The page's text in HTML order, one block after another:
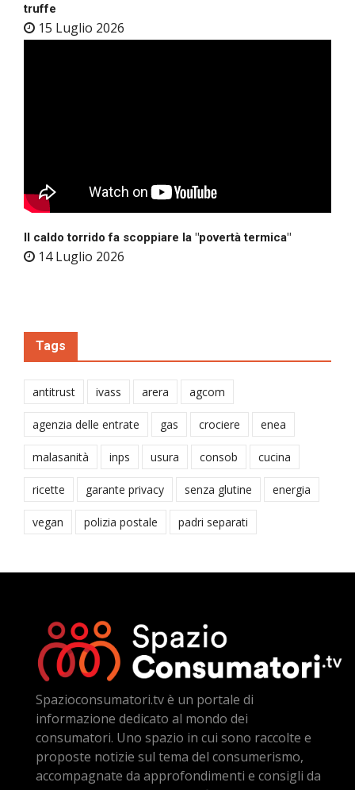
truffe
15 Luglio 2026
Il caldo torrido fa scoppiare la "povertà termica"
14 Luglio 2026
Tags
antitrust ivass arera agcom
agenzia delle entrate gas crociere enea
malasanità inps usura consob cucina
ricette garante privacy senza glutine energia
vegan polizia postale padri separati
Spazioconsumatori.tv è un portale di
informazione dedicato al mondo dei
consumatori. Uno spazio in cui sono raccolte e
proposte notizie sul tema del consumerismo,
accompagnate da approfondimenti e consigli da